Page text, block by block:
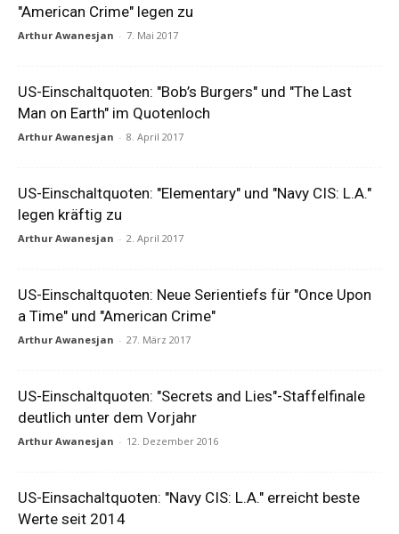
"American Crime" legen zu
Arthur Awanesjan - 7. Mai 2017
US-Einschaltquoten: "Bob’s Burgers" und "The Last
Man on Earth" im Quotenloch
Arthur Awanesjan - 8. April 2017
US-Einschaltquoten: "Elementary" und "Navy CIS: L.A."
legen kräftig zu
Arthur Awanesjan - 2. April 2017
US-Einschaltquoten: Neue Serientiefs für "Once Upon
a Time" und "American Crime"
Arthur Awanesjan - 27. März 2017
US-Einschaltquoten: "Secrets and Lies"-Staffelfinale
deutlich unter dem Vorjahr
Arthur Awanesjan - 12. Dezember 2016
US-Einsachaltquoten: "Navy CIS: L.A." erreicht beste
Werte seit 2014